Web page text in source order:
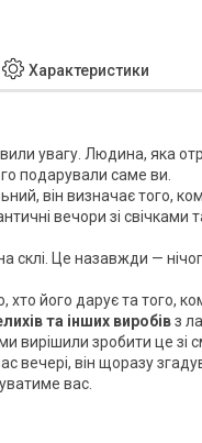
Характеристики
увагу. Людина, яка
подарували саме ви.
він визначає того,
вечори зі свічками
Це назавжди —
хто його дарує та того,
та інших виробівз
вирішили зробити це зі
вечері, він щоразу
вас.